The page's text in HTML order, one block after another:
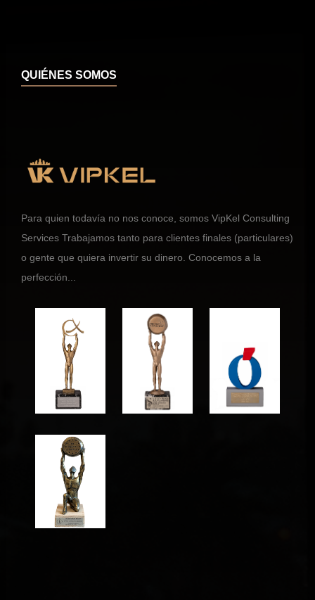
QUIÉNES SOMOS
Para quien todavía no nos conoce, somos VipKel Consulting
Services Trabajamos tanto para clientes finales (particulares)
o gente que quiera invertir su dinero. Conocemos a la
perfección...